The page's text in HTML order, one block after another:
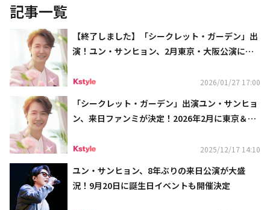
記事一覧
【終了しました】「シークレット・ガーデン」出
演！ユン・サンヒョン、2月東京・大阪公演に各2
2026/01/27 17:00
「シークレット・ガーデン」出演ユン・サンヒョ
ン、来日ファンミが決定！2026年2月に東京＆大
2025/12/17 14:10
ユン・サンヒョン、8年ぶりの来日公演が大盛
況！9月20日に誕生日イベントも開催決定